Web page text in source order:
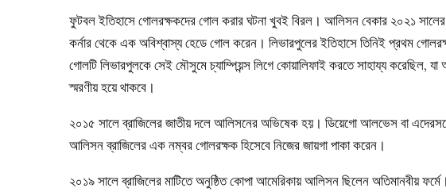
ফুটবল ইতিহাসে গোলরক্ষকদের গোল করার ঘটনা খুবই বিরল। আলিসন বেকার ২০২১ সালের
কর্নার থেকে এক অবিশ্বাস্য হেডে গোল করেন। লিভারপুলের ইতিহাসে তিনিই প্রথম
গোলটি লিভারপুলকে সেই মৌসুমে চ্যাম্পিয়ন্স লিগে কোয়ালিফাই করতে সাহায্য করেছিল,
স্মরণীয় হয়ে থাকবে।
২০১৫ সালে ব্রাজিলের জাতীয় দলে আলিসনের অভিষেক হয়। ডিয়েগো আলভেস বা
আলিসন ব্রাজিলের এক নম্বর গোলরক্ষক হিসেবে নিজের জায়গা পাকা করেন।
২০১৯ সালে ব্রাজিলের মাটিতে অনুষ্ঠিত কোপা আমেরিকায় আলিসন ছিলেন অতিমানবীয়